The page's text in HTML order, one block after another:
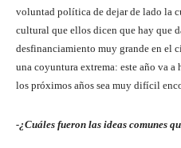
voluntad política de dejar de lado la
cultural que ellos dicen que hay que
desfinanciamiento muy grande en el
una coyuntura extrema: este año va a
los próximos años sea muy difícil
-¿Cuáles fueron las ideas comunes